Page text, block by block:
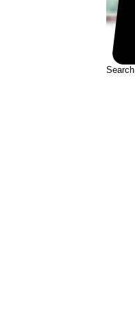
Search